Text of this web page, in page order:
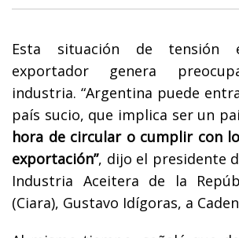
Esta situación de tensión
exportador genera
industria. “Argentina puede
país sucio, que implica ser un
hora de circular o cumplir con
exportación”, dijo el presidente
Industria Aceitera de la
(Ciara), Gustavo Idígoras, a